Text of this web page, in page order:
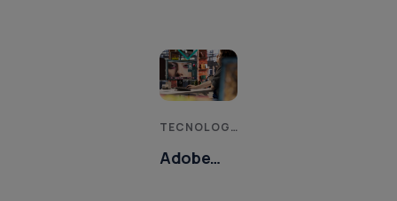
em Equipa
TECNOLOGIAS DA INFORMAÇÃO E COMUNICAÇÃO
Adobe